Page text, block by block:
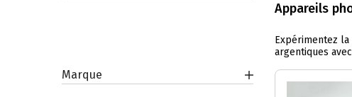
Appareils
Expérimentez
argentiques
Marque